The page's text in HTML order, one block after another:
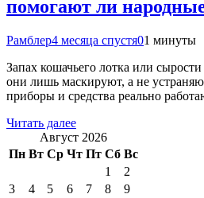
помогают ли
Рамблер4 месяца спустя01 минуты
Запах кошачьего лотка или
они лишь маскируют, а не
приборы и средства реально
Читать далее
Август 2026
Пн Вт Ср Чт Пт Сб Вс
1
2
3
4 5 6 7 8
9